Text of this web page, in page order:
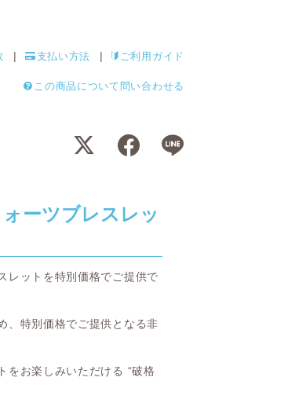
支払い方法 ご利用ガイド
この商品について問い合わせる
ーツブレスレッ
レットを特別価格でご提供で
、特別価格でご提供となる非
をお楽しみいただける “破格